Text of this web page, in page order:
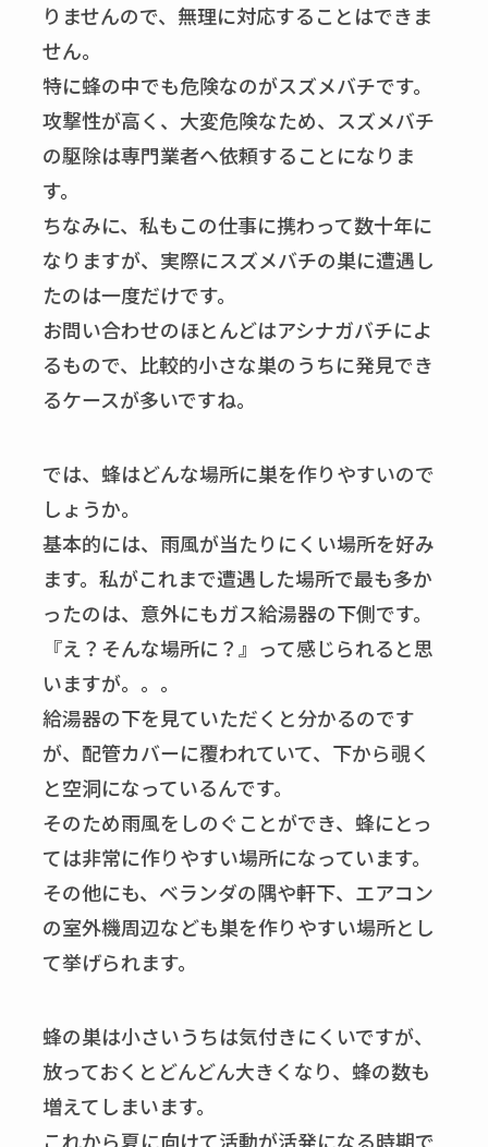
りませんので、無理に対応することはできま
せん。
特に蜂の中でも危険なのがスズメバチです。
攻撃性が高く、大変危険なため、スズメバチ
の駆除は専門業者へ依頼することになりま
す。
ちなみに、私もこの仕事に携わって数十年に
なりますが、実際にスズメバチの巣に遭遇し
たのは一度だけです。
お問い合わせのほとんどはアシナガバチによ
るもので、比較的小さな巣のうちに発見でき
るケースが多いですね。
では、蜂はどんな場所に巣を作りやすいので
しょうか。
基本的には、雨風が当たりにくい場所を好み
ます。私がこれまで遭遇した場所で最も多か
ったのは、意外にもガス給湯器の下側です。
『え？そんな場所に？』って感じられると思
いますが。。。
給湯器の下を見ていただくと分かるのです
が、配管カバーに覆われていて、下から覗く
と空洞になっているんです。
そのため雨風をしのぐことができ、蜂にとっ
ては非常に作りやすい場所になっています。
その他にも、ベランダの隅や軒下、エアコン
の室外機周辺なども巣を作りやすい場所とし
て挙げられます。
蜂の巣は小さいうちは気付きにくいですが、
放っておくとどんどん大きくなり、蜂の数も
増えてしまいます。
これから夏に向けて活動が活発になる時期で